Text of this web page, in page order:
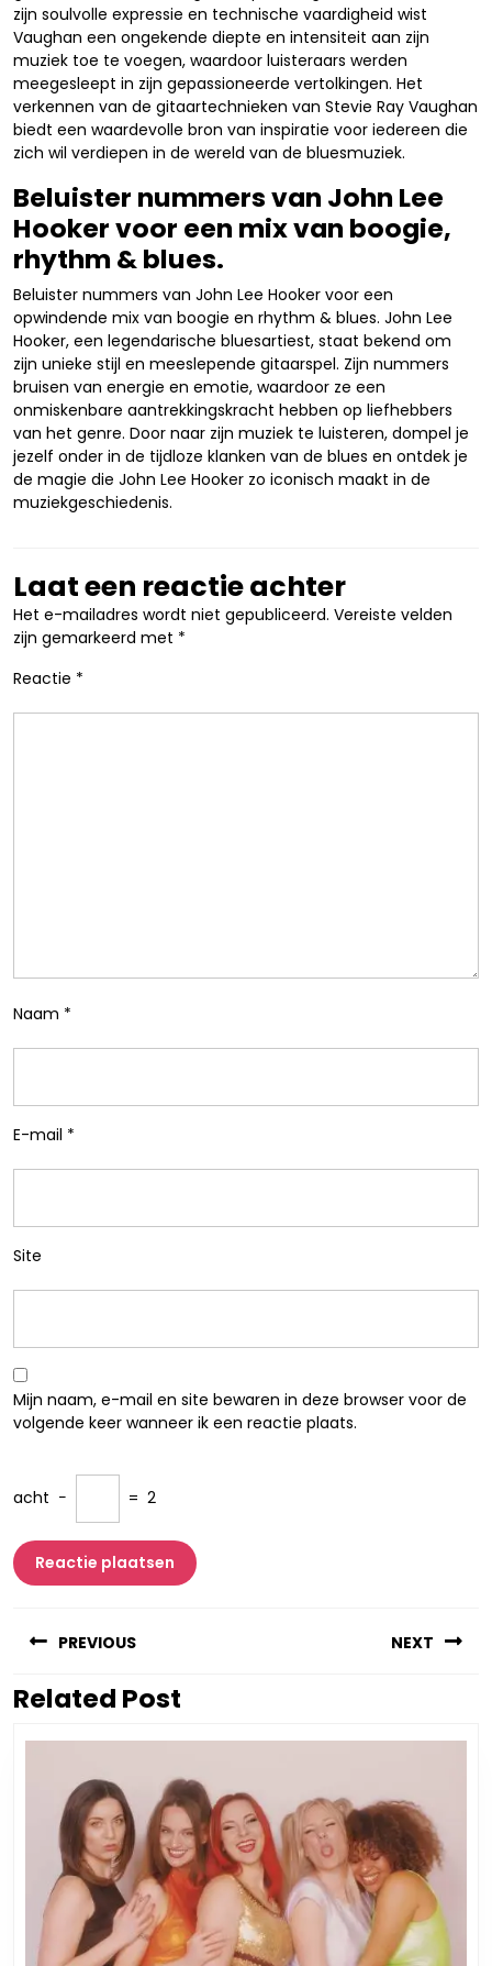
zijn soulvolle expressie en technische vaardigheid wist
Vaughan een ongekende diepte en intensiteit aan zijn
muziek toe te voegen, waardoor luisteraars werden
meegesleept in zijn gepassioneerde vertolkingen. Het
verkennen van de gitaartechnieken van Stevie Ray Vaughan
biedt een waardevolle bron van inspiratie voor iedereen die
zich wil verdiepen in de wereld van de bluesmuziek.
Beluister nummers van John Lee
Hooker voor een mix van boogie,
rhythm & blues.
Beluister nummers van John Lee Hooker voor een
opwindende mix van boogie en rhythm & blues. John Lee
Hooker, een legendarische bluesartiest, staat bekend om
zijn unieke stijl en meeslepende gitaarspel. Zijn nummers
bruisen van energie en emotie, waardoor ze een
onmiskenbare aantrekkingskracht hebben op liefhebbers
van het genre. Door naar zijn muziek te luisteren, dompel je
jezelf onder in de tijdloze klanken van de blues en ontdek je
de magie die John Lee Hooker zo iconisch maakt in de
muziekgeschiedenis.
Laat een reactie achter
Het e-mailadres wordt niet gepubliceerd. Vereiste velden
zijn gemarkeerd met *
Reactie *
Naam *
E-mail *
Site
Mijn naam, e-mail en site bewaren in deze browser voor de
volgende keer wanneer ik een reactie plaats.
acht − = 2
PREVIOUS
Vorig
NEXT
Related Post